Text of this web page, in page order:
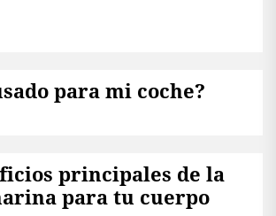
para mi coche?
principales de la
para tu cuerpo